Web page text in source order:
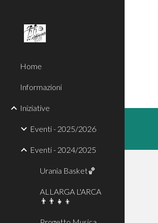
Home
Informazioni
Iniziative
Eventi - 2025/2026
Eventi - 2024/2025
Urania Basket🏀
ALLARGA L'ARCA
👨‍👨‍👧‍👦